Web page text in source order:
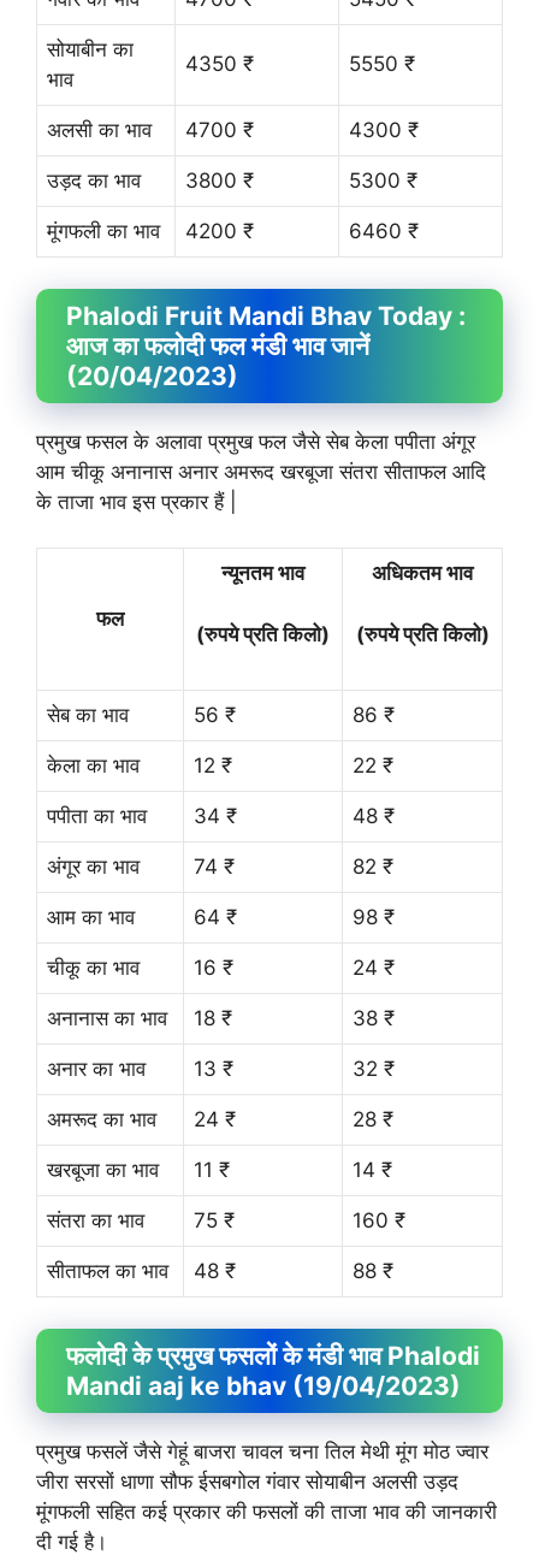
सोयाबीन का
भाव
4350 ₹ 5550 ₹
अलसी का भाव 4700 ₹ 4300 ₹
उड़द का भाव 3800 ₹ 5300 ₹
मूंगफली का भाव 4200 ₹ 6460 ₹
Phalodi Fruit Mandi Bhav Today :
आज का फलोदी फल मंडी भाव जानें
(20/04/2023)
प्रमुख फसल के अलावा प्रमुख फल जैसे सेब केला पपीता अंगूर
आम चीकू अनानास अनार अमरूद खरबूजा संतरा सीताफल आदि
के ताजा भाव इस प्रकार हैं |
फल
न्यूनतम भाव
(रुपये प्रति किलो)
अधिकतम भाव
(रुपये प्रति किलो)
सेब का भाव 56 ₹ 86 ₹
केला का भाव 12 ₹ 22 ₹
पपीता का भाव 34 ₹ 48 ₹
अंगूर का भाव 74 ₹ 82 ₹
आम का भाव 64 ₹ 98 ₹
चीकू का भाव 16 ₹ 24 ₹
अनानास का भाव 18 ₹ 38 ₹
अनार का भाव 13 ₹ 32 ₹
अमरूद का भाव 24 ₹ 28 ₹
खरबूजा का भाव 11 ₹ 14 ₹
संतरा का भाव 75 ₹ 160 ₹
सीताफल का भाव 48 ₹ 88 ₹
फलोदी के प्रमुख फसलों के मंडी भाव Phalodi
Mandi aaj ke bhav (19/04/2023)
प्रमुख फसलें जैसे गेहूं बाजरा चावल चना तिल मेथी मूंग मोठ ज्वार
जीरा सरसों धाणा सौफ ईसबगोल गंवार सोयाबीन अलसी उड़द
मूंगफली सहित कई प्रकार की फसलों की ताजा भाव की जानकारी
दी गई है।